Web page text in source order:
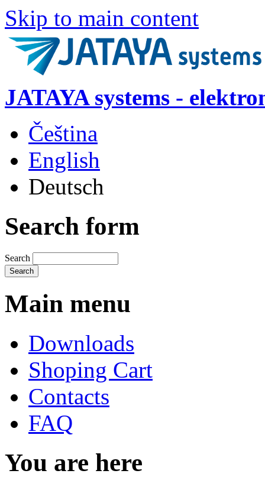
Skip to main content
JATAYA systems -
Čeština
English
Deutsch
Search form
Search
Main menu
Downloads
Shoping Cart
Contacts
FAQ
You are here